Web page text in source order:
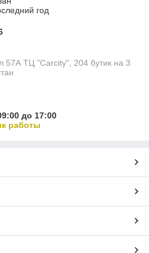
год
57А ТЦ "Carcity", 204 бутик на 3
до 17:00
работы